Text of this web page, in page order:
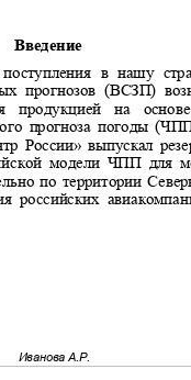
Введение
поступления в нашу
прогнозов (ВСЗП)
продукцией на
прогноза погоды
России» выпускал
модели ЧПП для
по территории
российских
Иванова А.Р.